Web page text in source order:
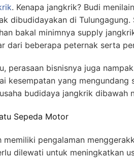
. Kenapa jangkrik? Budi
dibudidayakan di Tulungagung.
bakal minimnya supply
dari beberapa peternak serta
perasaan bisnisnya juga
kesempatan yang mengundang
budidaya jangkrik dibawah
Sepeda Motor
memiliki pengalaman
dilewati untuk meningkatkan